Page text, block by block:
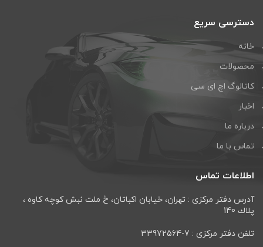
دسترسی سریع
خانه
محصولات
کاتالوگ اچ ای سی
اخبار
درباره ما
تماس با ما
اطلاعات تماس
آدرس دفتر مرکزی : تهران، خيابان اكباتان، خ ملت نبش كوچه كاوه ،
پلاك 140
تلفن دفتر مرکزی : 7-33972564